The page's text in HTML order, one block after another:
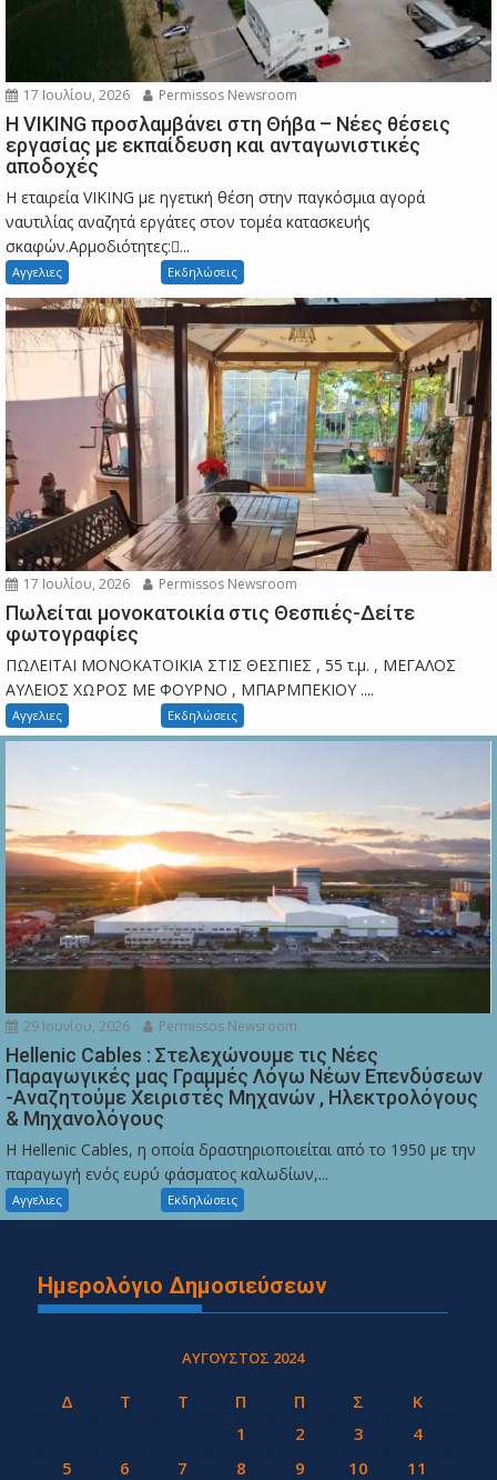
17 Ιουλίου, 2026 Permissos Newsroom
Η VIKING προσλαμβάνει στη Θήβα – Νέες θέσεις
εργασίας με εκπαίδευση και ανταγωνιστικές
αποδοχές
Η εταιρεία VIKING με ηγετική θέση στην παγκόσμια αγορά
ναυτιλίας αναζητά εργάτες στον τομέα κατασκευής
σκαφών.Αρμοδιότητες:...
Αγγελιες Εκδηλώσεις
17 Ιουλίου, 2026 Permissos Newsroom
Πωλείται μονοκατοικία στις Θεσπιές-Δείτε
φωτογραφίες
ΠΩΛΕΙΤΑΙ ΜΟΝΟΚΑΤΟΙΚΙΑ ΣΤΙΣ ΘΕΣΠΙΕΣ , 55 τ.μ. , ΜΕΓΑΛΟΣ
ΑΥΛΕΙΟΣ ΧΩΡΟΣ ΜΕ ΦΟΥΡΝΟ , ΜΠΑΡΜΠΕΚΙΟΥ ....
Αγγελιες Εκδηλώσεις
29 Ιουνίου, 2026 Permissos Newsroom
Hellenic Cables : Στελεχώνουμε τις Νέες
Παραγωγικές μας Γραμμές Λόγω Νέων Επενδύσεων
-Αναζητούμε Χειριστές Μηχανών , Ηλεκτρολόγους
& Μηχανολόγους
Η Hellenic Cables, η οποία δραστηριοποιείται από το 1950 με την
παραγωγή ενός ευρύ φάσματος καλωδίων,...
Αγγελιες Εκδηλώσεις
Ημερολόγιο Δημοσιεύσεων
ΑΎΓΟΥΣΤΟΣ 2024
Δ Τ Τ Π Π Σ
Κ
1
2 3
4
5
6 7 8 9 10
11